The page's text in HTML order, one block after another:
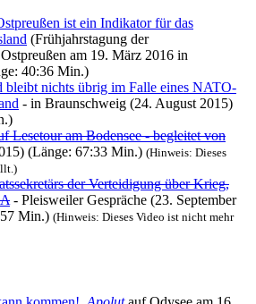
ist ein Indikator für das
(Frühjahrstagung der
am 19. März 2016 in
40:36 Min.)
bleibt nichts übrig im Falle eines NATO-
- in Braunschweig (24. August 2015)
Lesetour am Bodensee - begleitet von
(Länge: 67:33 Min.) (Hinweis: Dieses
der Verteidigung über Krieg,
- Pleisweiler Gespräche (23. September
Min.) (Hinweis: Dieses Video ist nicht mehr